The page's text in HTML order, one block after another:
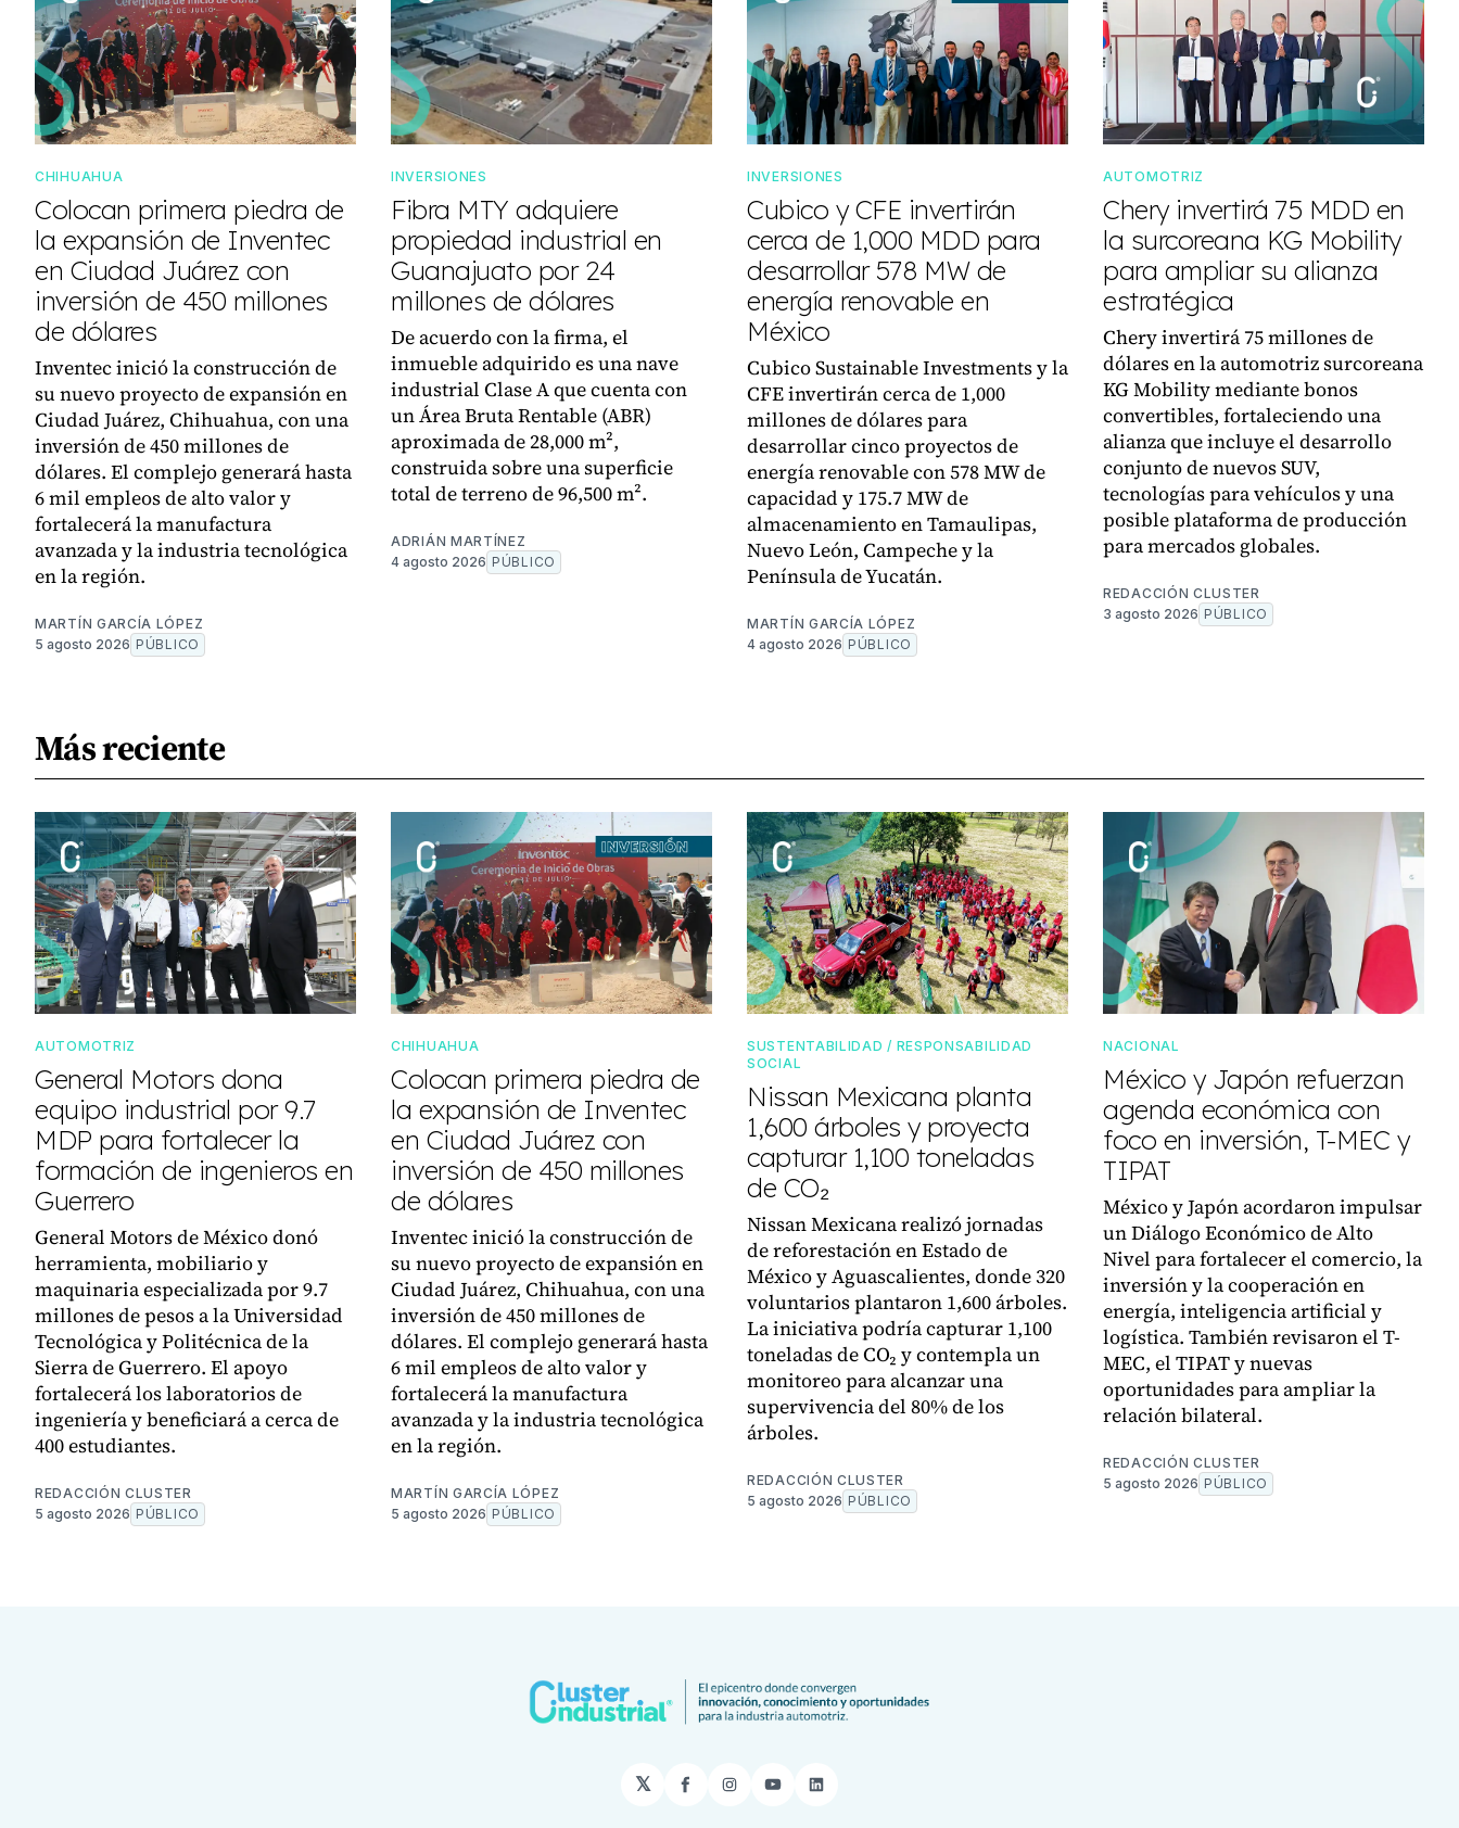
CHIHUAHUA
Colocan primera piedra de
la expansión de Inventec
en Ciudad Juárez con
inversión de 450 millones
de dólares
Inventec inició la construcción de
su nuevo proyecto de expansión en
Ciudad Juárez, Chihuahua, con una
inversión de 450 millones de
dólares. El complejo generará hasta
6 mil empleos de alto valor y
fortalecerá la manufactura
avanzada y la industria tecnológica
en la región.
MARTÍN GARCÍA LÓPEZ
5 agosto 2026 PÚBLICO
INVERSIONES
Fibra MTY adquiere
propiedad industrial en
Guanajuato por 24
millones de dólares
De acuerdo con la firma, el
inmueble adquirido es una nave
industrial Clase A que cuenta con
un Área Bruta Rentable (ABR)
aproximada de 28,000 m²,
construida sobre una superficie
total de terreno de 96,500 m².
ADRIÁN MARTÍNEZ
4 agosto 2026 PÚBLICO
INVERSIONES
Cubico y CFE invertirán
cerca de 1,000 MDD para
desarrollar 578 MW de
energía renovable en
México
Cubico Sustainable Investments y la
CFE invertirán cerca de 1,000
millones de dólares para
desarrollar cinco proyectos de
energía renovable con 578 MW de
capacidad y 175.7 MW de
almacenamiento en Tamaulipas,
Nuevo León, Campeche y la
Península de Yucatán.
MARTÍN GARCÍA LÓPEZ
4 agosto 2026 PÚBLICO
AUTOMOTRIZ
Chery invertirá 75 MDD en
la surcoreana KG Mobility
para ampliar su alianza
estratégica
Chery invertirá 75 millones de
dólares en la automotriz surcoreana
KG Mobility mediante bonos
convertibles, fortaleciendo una
alianza que incluye el desarrollo
conjunto de nuevos SUV,
tecnologías para vehículos y una
posible plataforma de producción
para mercados globales.
REDACCIÓN CLUSTER
3 agosto 2026 PÚBLICO
Más reciente
AUTOMOTRIZ
General Motors dona
equipo industrial por 9.7
MDP para fortalecer la
formación de ingenieros en
Guerrero
General Motors de México donó
herramienta, mobiliario y
maquinaria especializada por 9.7
millones de pesos a la Universidad
Tecnológica y Politécnica de la
Sierra de Guerrero. El apoyo
fortalecerá los laboratorios de
ingeniería y beneficiará a cerca de
400 estudiantes.
REDACCIÓN CLUSTER
5 agosto 2026 PÚBLICO
CHIHUAHUA
Colocan primera piedra de
la expansión de Inventec
en Ciudad Juárez con
inversión de 450 millones
de dólares
Inventec inició la construcción de
su nuevo proyecto de expansión en
Ciudad Juárez, Chihuahua, con una
inversión de 450 millones de
dólares. El complejo generará hasta
6 mil empleos de alto valor y
fortalecerá la manufactura
avanzada y la industria tecnológica
en la región.
MARTÍN GARCÍA LÓPEZ
5 agosto 2026 PÚBLICO
SUSTENTABILIDAD / RESPONSABILIDAD
SOCIAL
Nissan Mexicana planta
1,600 árboles y proyecta
capturar 1,100 toneladas
de CO₂
Nissan Mexicana realizó jornadas
de reforestación en Estado de
México y Aguascalientes, donde 320
voluntarios plantaron 1,600 árboles.
La iniciativa podría capturar 1,100
toneladas de CO₂ y contempla un
monitoreo para alcanzar una
supervivencia del 80% de los
árboles.
REDACCIÓN CLUSTER
5 agosto 2026 PÚBLICO
NACIONAL
México y Japón refuerzan
agenda económica con
foco en inversión, T-MEC y
TIPAT
México y Japón acordaron impulsar
un Diálogo Económico de Alto
Nivel para fortalecer el comercio, la
inversión y la cooperación en
energía, inteligencia artificial y
logística. También revisaron el T-
MEC, el TIPAT y nuevas
oportunidades para ampliar la
relación bilateral.
REDACCIÓN CLUSTER
5 agosto 2026 PÚBLICO
𝕏 Facebook
Instagram
YouTubeLinkedIn